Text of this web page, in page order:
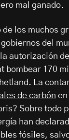
mal ganado.
de los muchos
del
autorización
bombear 170
La
de carbón en
Sobre todo
han
fósiles,